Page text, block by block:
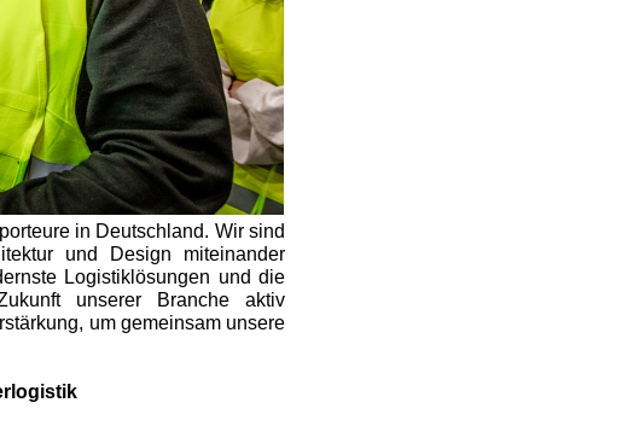
in Deutschland. Wir sind
und Design miteinander
Logistiklösungen und die
unserer Branche aktiv
um gemeinsam unsere